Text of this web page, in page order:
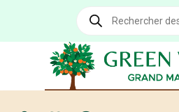
Recherche
produits